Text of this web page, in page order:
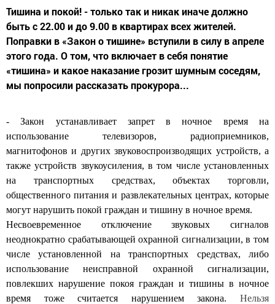
Тишина и покой! - только так и никак иначе должно
быть с 22.00 и до 9.00 в квартирах всех жителей.
Поправки в «Закон о тишине» вступили в силу в апреле
этого года. О том, что включает в себя понятие
«тишина» и какое наказание грозит шумным соседям,
мы попросили рассказать прокурора...
- Закон устанавливает запрет в ночное время на
использование телевизоров, радиоприемников,
магнитофонов и других звуковоспроизводящих устройств, а
также устройств звукоусиления, в том числе установленных
на транспортных средствах, объектах торговли,
общественного питания и развлекательных центрах, которые
могут нарушить покой граждан и тишину в ночное время.
Несвоевременное отключение звуковых сигналов
неоднократно срабатывающей охранной сигнализации, в том
числе установленной на транспортных средствах, либо
использование неисправной охранной сигнализации,
повлекших нарушение покоя граждан и тишины в ночное
время тоже считается нарушением закона. Нельзя